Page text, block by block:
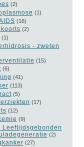
(2)
(1)
(16)
(2)
(1)
- zweten
(15)
(6)
(41)
(113)
(5)
(17)
(12)
(9)
Leeftijdsgebonden
(2)
(27)